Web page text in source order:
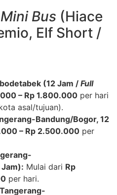
Mini Bus (Hiace
Elf Short /
(12 Jam / Full
– Rp 1.800.000 per hari
asal/tujuan).
Bandung/Bogor, 12
– Rp 2.500.000 per
Mulai dari Rp
per hari.